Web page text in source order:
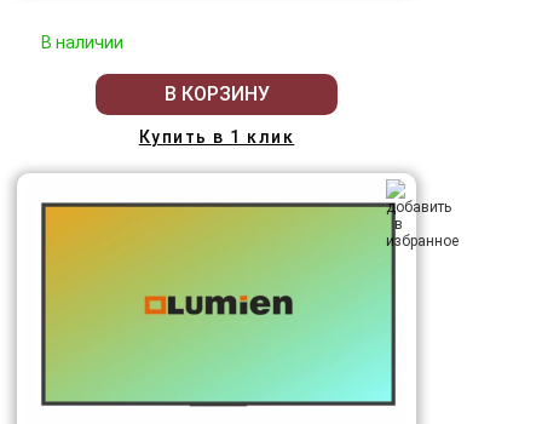
В наличии
В КОРЗИНУ
Купить в 1 клик